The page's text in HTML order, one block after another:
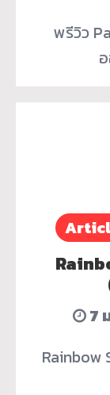
พรีวิว
7
Rainbow